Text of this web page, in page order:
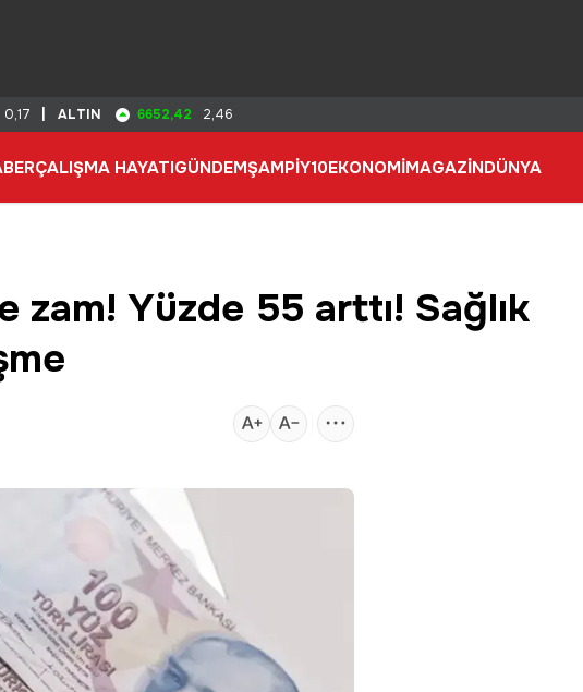
0,17 ALTIN 6652,42 2,46
ÇALIŞMA HAYATIGÜNDEMŞAMPİY10EKONOMİMAGAZİNDÜNYA
zam! Yüzde 55 arttı! Sağlık